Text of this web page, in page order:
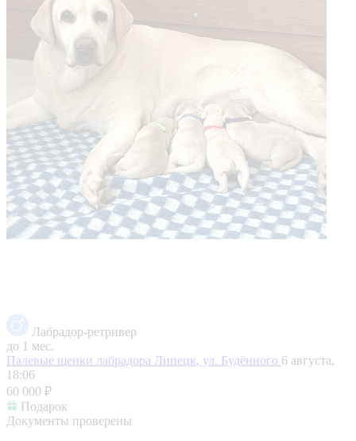
Лабрадор-ретривер
до 1 мес.
Палевые щенки лабрадора Липецк, ул. Будённого 6 августа,
18:06
60 000 ₽
Подарок
Документы проверены